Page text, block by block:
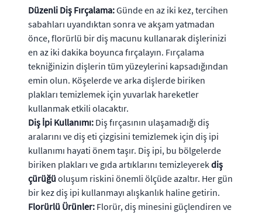
Düzenli Diş Fırçalama:Günde en az iki kez, tercihen
sabahları uyandıktan sonra ve akşam yatmadan
önce, florürlü bir diş macunu kullanarak dişlerinizi
en az iki dakika boyunca fırçalayın. Fırçalama
tekniğinizin dişlerin tüm yüzeylerini kapsadığından
emin olun. Köşelerde ve arka dişlerde biriken
plakları temizlemek için yuvarlak hareketler
kullanmak etkili olacaktır.
Diş İpi Kullanımı: Diş fırçasının ulaşamadığı diş
aralarını ve diş eti çizgisini temizlemek için diş ipi
kullanımı hayati önem taşır. Diş ipi, bu bölgelerde
biriken plakları ve gıda artıklarını temizleyerekdiş
çürüğü oluşum riskini önemli ölçüde azaltır. Her gün
bir kez diş ipi kullanmayı alışkanlık haline getirin.
Florürlü Ürünler: Florür, diş minesini güçlendiren ve